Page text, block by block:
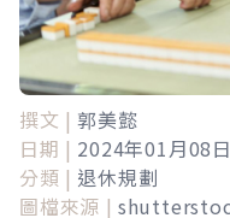
撰文 | 郭美懿
日期 | 2024年01月08日
分類 | 退休規劃
圖檔來源 |